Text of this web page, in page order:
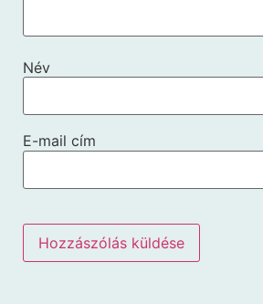
Név
E-mail cím